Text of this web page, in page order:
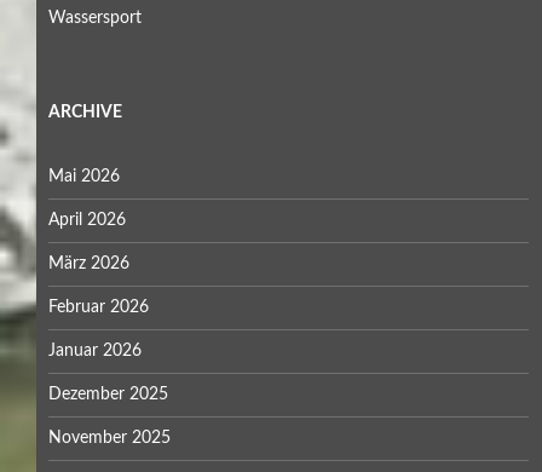
Wassersport
ARCHIVE
Mai 2026
April 2026
März 2026
Februar 2026
Januar 2026
Dezember 2025
November 2025